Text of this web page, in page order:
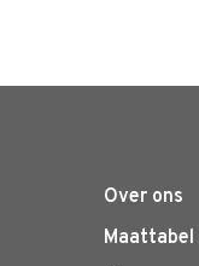
Over ons
Maattabel